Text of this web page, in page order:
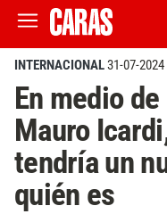
INTERNACIONAL31-07-
En medio
Mauro
tendría un
quién es